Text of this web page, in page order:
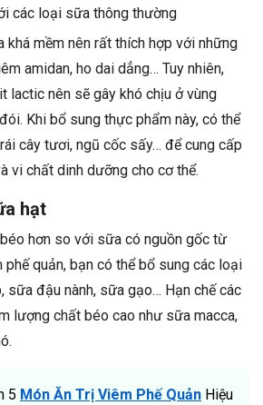
các loại sữa thông thường
khá mềm nên rất thích hợp với những
amidan, ho dai dẳng… Tuy nhiên,
lactic nên sẽ gây khó chịu ở vùng
Khi bổ sung thực phẩm này, có thể
cây tươi, ngũ cốc sấy… để cung cấp
vi chất dinh dưỡng cho cơ thể.
hạt
hơn so với sữa có nguồn gốc từ
quản, bạn có thể bổ sung các loại
sữa đậu nành, sữa gạo… Hạn chế các
lượng chất béo cao như sữa macca,
5 Món Ăn Trị Viêm Phế Quản Hiệu